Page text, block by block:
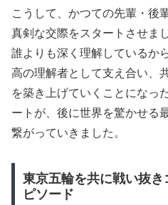
こうして、かつての先輩・後
真剣な交際をスタートさせま
誰よりも深く理解しているか
高の理解者として支え合い、
を築き上げていくことになっ
ートが、後に世界を驚かせる
繋がっていきました。
東京五輪を共に戦い抜
ピソード